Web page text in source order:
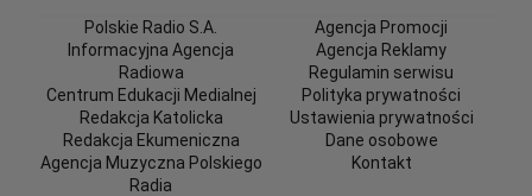
Polskie Radio S.A.
Informacyjna Agencja
Radiowa
Centrum Edukacji Medialnej
Redakcja Katolicka
Redakcja Ekumeniczna
Agencja Muzyczna Polskiego
Radia
Agencja Promocji
Agencja Reklamy
Regulamin serwisu
Polityka prywatności
Ustawienia prywatności
Dane osobowe
Kontakt